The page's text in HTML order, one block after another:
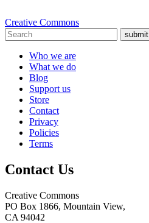
Creative Commons
submit
Who we are
What we do
Blog
Support us
Store
Contact
Privacy
Policies
Terms
Contact Us
Creative Commons
PO Box 1866, Mountain View,
CA 94042